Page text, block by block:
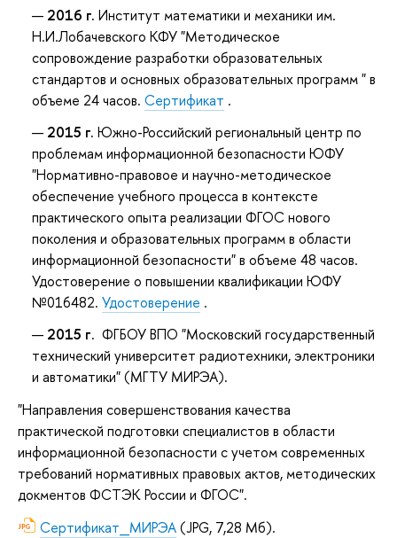
2016 г. Институт математики и механики им.
Н.И.Лобачевского КФУ "Методическое
сопровождение разработки образовательных
стандартов и основных образовательных программ " в
объеме 24 часов. Сертификат .
2015 г. Южно-Российский региональный центр по
проблемам информационной безопасности ЮФУ
"Нормативно-правовое и научно-методическое
обеспечение учебного процесса в контексте
практического опыта реализации ФГОС нового
поколения и образовательных программ в области
информационной безопасности" в объеме 48 часов.
Удостоверение о повышении квалификации ЮФУ
№016482. Удостоверение .
2015 г. ФГБОУ ВПО "Московский государственный
технический университет радиотехники, электроники
и автоматики" (МГТУ МИРЭА).
"Направления совершенствования качества
практической подготовки специалистов в области
информационной безопасности с учетом современных
требований нормативных правовых актов, методических
докментов ФСТЭК России и ФГОС".
Сертификат_МИРЭА(JPG, 7,28 Мб).